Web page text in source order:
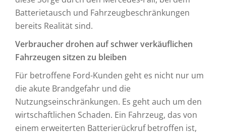
Batterietausch und Fahrzeugbeschränkungen
bereits Realität sind.
Verbraucher drohen auf schwer verkäuflichen
Fahrzeugen sitzen zu bleiben
Für betroffene Ford-Kunden geht es nicht nur um
die akute Brandgefahr und die
Nutzungseinschränkungen. Es geht auch um den
wirtschaftlichen Schaden. Ein Fahrzeug, das von
einem erweiterten Batterierückruf betroffen ist,